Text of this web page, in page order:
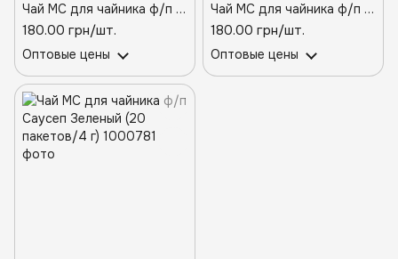
Чай МС для чайника ф/п Цветок Жасмина (20 пакетов/4 г)
180.00 грн/шт.
Оптовые цены
Чай МС для чайника ф/п Марракеш (20 пакетов/4 г)
180.00 грн/шт.
Оптовые цены